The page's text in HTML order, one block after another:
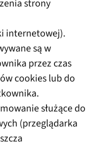
strony
internetowej).
są w
przez czas
cookies lub do
służące do
(przeglądarka